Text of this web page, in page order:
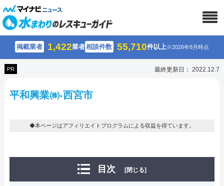
掲載業者 1,422業者相談件数 55,710件以上※2026年8月時点
PR 最終更新日： 2022.12.7
平和興業㈱-西宮市
◆本ページはアフィリエイトプログラムによる収益を得ています。
目次 [閉じる]